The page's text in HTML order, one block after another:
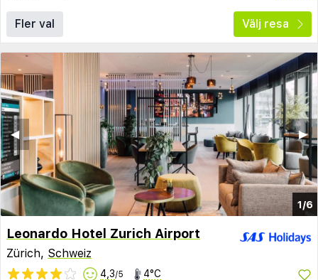
Fler val Välj resa
1/6
▶︎
◀︎
Leonardo Hotel Zurich Airport
Zürich, Schweiz
4,3/5 4°C